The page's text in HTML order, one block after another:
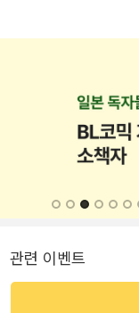
관련 이벤트